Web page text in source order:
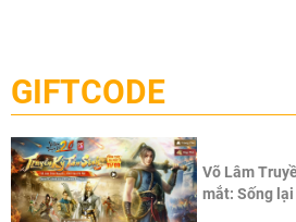
cầu, theo giấy phép chính thức từ
Pocketpair, Inc.
GIFTCODE
Võ Lâm
mắt: Sống